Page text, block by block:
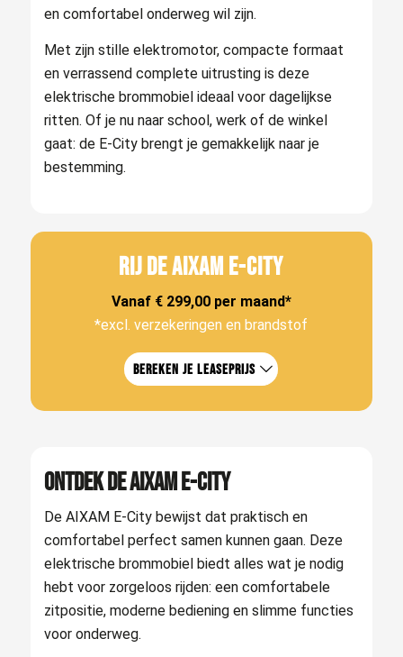
en comfortabel onderweg wil zijn.
Met zijn stille elektromotor, compacte formaat
en verrassend complete uitrusting is deze
elektrische brommobiel ideaal voor dagelijkse
ritten. Of je nu naar school, werk of de winkel
gaat: de E-City brengt je gemakkelijk naar je
bestemming.
RIJ DE AIXAM E-CITY
Vanaf € 299,00 per maand*
*excl. verzekeringen en brandstof
Bereken je leaseprijs
Ontdek de AIXAM E-City
De AIXAM E-City bewijst dat praktisch en
comfortabel perfect samen kunnen gaan. Deze
elektrische brommobiel biedt alles wat je nodig
hebt voor zorgeloos rijden: een comfortabele
zitpositie, moderne bediening en slimme functies
voor onderweg.